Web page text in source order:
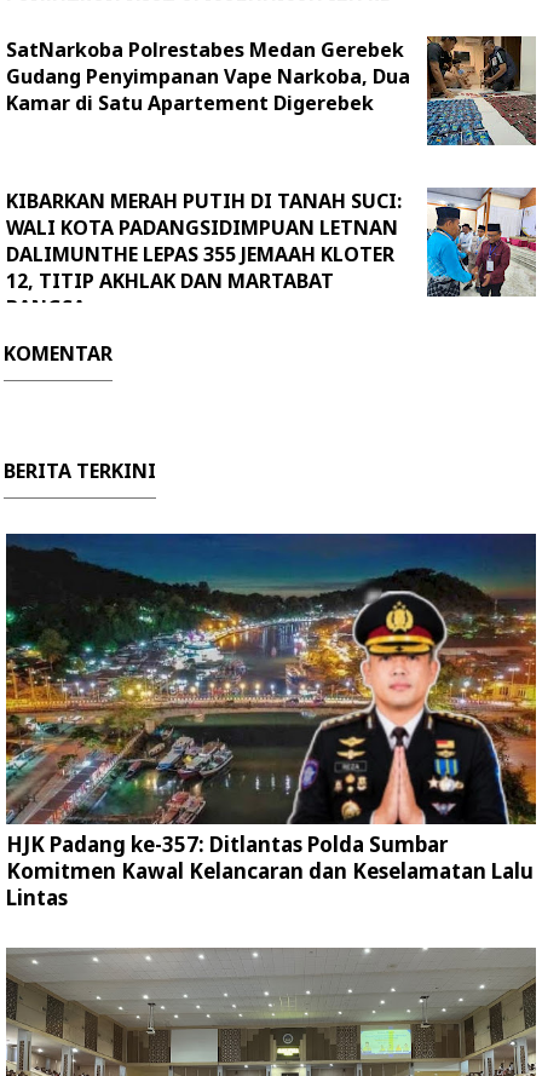
SatNarkoba Polrestabes Medan Gerebek
Gudang Penyimpanan Vape Narkoba, Dua
Kamar di Satu Apartement Digerebek
KIBARKAN MERAH PUTIH DI TANAH SUCI:
WALI KOTA PADANGSIDIMPUAN LETNAN
DALIMUNTHE LEPAS 355 JEMAAH KLOTER
12, TITIP AKHLAK DAN MARTABAT
BANGSA
KOMENTAR
BERITA TERKINI
HJK Padang ke-357: Ditlantas Polda Sumbar
Komitmen Kawal Kelancaran dan Keselamatan Lalu
Lintas